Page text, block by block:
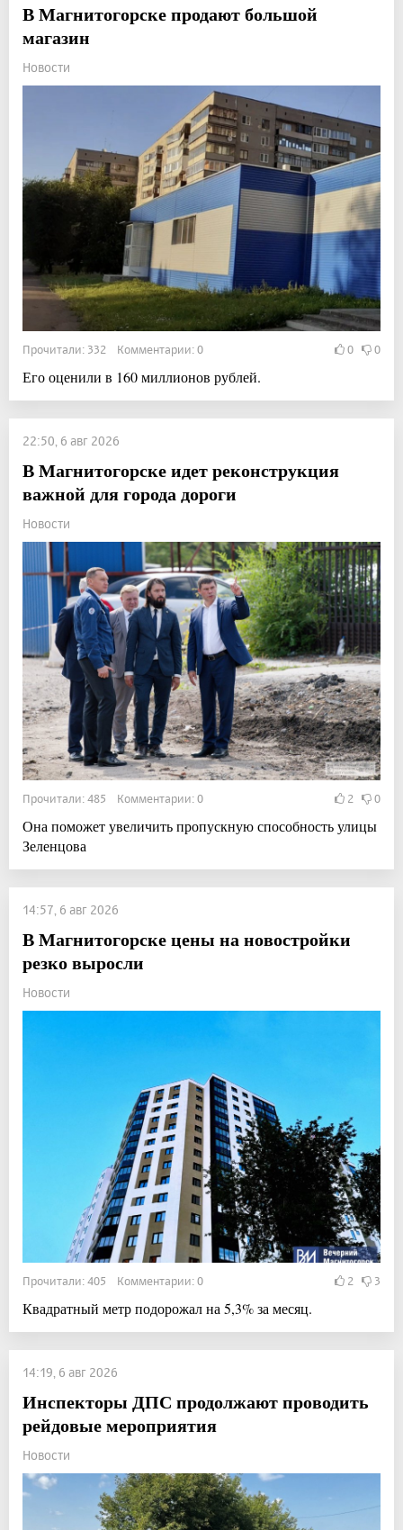
В Магнитогорске продают большой
магазин
Новости
Прочитали: 332 Комментарии: 0 0 0
Его оценили в 160 миллионов рублей.
22:50, 6 авг 2026
В Магнитогорске идет реконструкция
важной для города дороги
Новости
Прочитали: 485 Комментарии: 0 2 0
Она поможет увеличить пропускную способность улицы
Зеленцова
14:57, 6 авг 2026
В Магнитогорске цены на новостройки
резко выросли
Новости
Прочитали: 405 Комментарии: 0 2 3
Квадратный метр подорожал на 5,3% за месяц.
14:19, 6 авг 2026
Инспекторы ДПС продолжают проводить
рейдовые мероприятия
Новости